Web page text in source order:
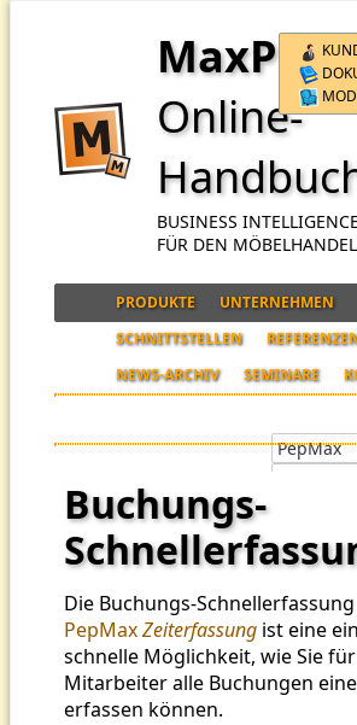
MaxPro
Online-
BUSINESS INTELLIGENCE
FÜR DEN MÖBELHANDEL
PRODUKTE
UNTERNEHMEN
SCHNITTSTELLEN
NEWS-ARCHIV
SEMINARE
Buchungs-
Die Buchungs-
PepMaxZeiterfassung ist eine
schnelle Möglichkeit, wie Sie
Mitarbeiter alle Buchungen
erfassen können.